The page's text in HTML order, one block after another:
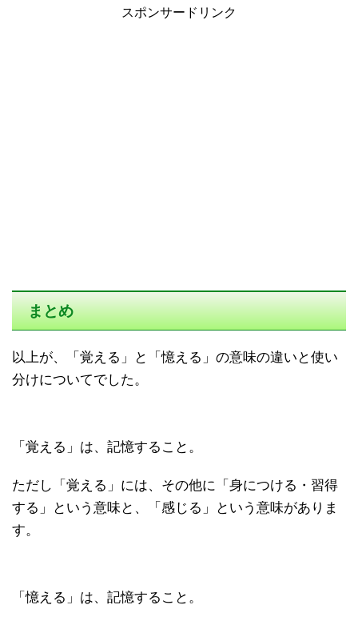
スポンサードリンク
まとめ
以上が、「覚える」と「憶える」の意味の違いと使い
分けについてでした。
「覚える」は、記憶すること。
ただし「覚える」には、その他に「身につける・習得
する」という意味と、「感じる」という意味がありま
す。
「憶える」は、記憶すること。